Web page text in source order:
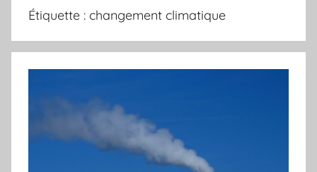
Étiquette : changement climatique